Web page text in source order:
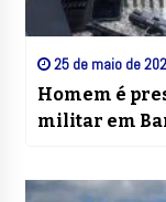
25 de maio de
Homem é
militar em